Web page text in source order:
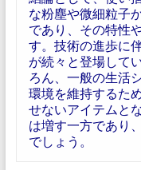
な粉塵や微細粒子
であり、その特性
す。技術の進歩に
が続々と登場して
ろん、一般の生活
環境を維持するた
せないアイテムと
は増す一方であり
でしょう。